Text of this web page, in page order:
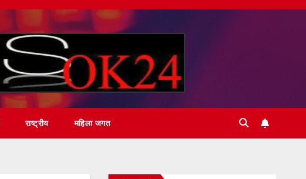
राष्ट्रीय महिला जगत